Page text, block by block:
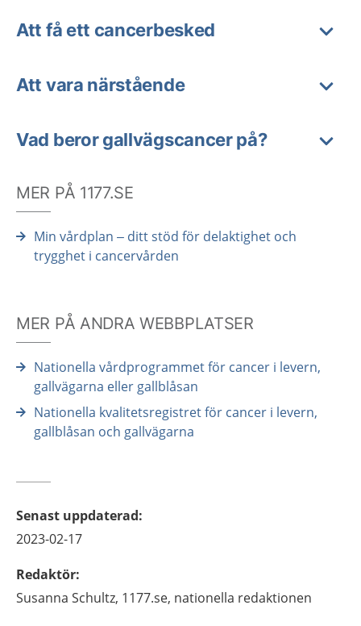
Att få ett cancerbesked
Att vara närstående
Vad beror gallvägscancer på?
MER PÅ 1177.SE
Min vårdplan – ditt stöd för delaktighet och
trygghet i cancervården
MER PÅ ANDRA WEBBPLATSER
Nationella vårdprogrammet för cancer i levern,
gallvägarna eller gallblåsan
Nationella kvalitetsregistret för cancer i levern,
gallblåsan och gallvägarna
Senast uppdaterad:
2023-02-17
Redaktör:
Susanna Schultz, 1177.se, nationella redaktionen